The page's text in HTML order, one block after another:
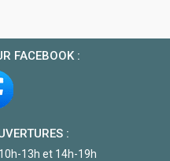
FACEBOOK :
:
13h et 14h-19h